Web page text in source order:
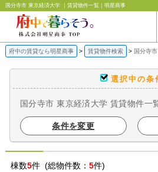
国分寺市 東京経済大学 ｜賃貸物件一覧｜明星商事
府中の賃貸なら明星商事 賃貸物件検索 国分寺
選択中の条
国分寺市 東京経済大学 賃貸物件一
条件を変更
棟数5件 (総物件数： 5件)